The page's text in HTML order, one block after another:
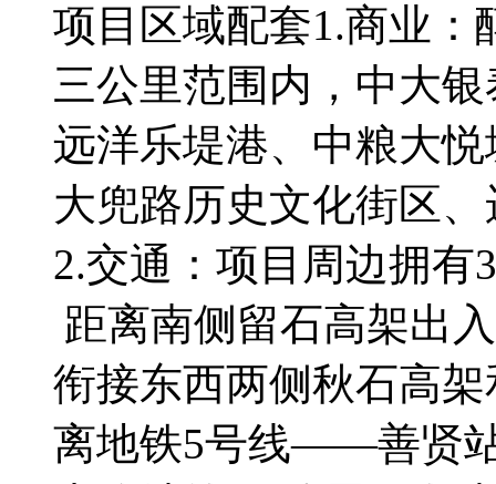
项目区域配套1.商业：
三公里范围内，中大
远洋乐堤港、中粮大
大兜路历史文化街区
2.交通：项目周边拥有
距离南侧留石高架出
衔接东西两侧秋石高
离地铁5号线——善贤